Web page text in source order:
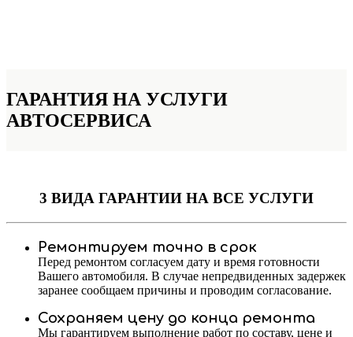
ГАРАНТИЯ НА УСЛУГИ
АВТОСЕРВИСА
3 ВИДА ГАРАНТИИ НА ВСЕ УСЛУГИ
Ремонтируем точно в срок
Перед ремонтом согласуем дату и время готовности
Вашего автомобиля. В случае непредвиденных задержек
заранее сообщаем причины и проводим согласование.
Сохраняем цену до конца ремонта
Мы гарантируем выполнение работ по составу, цене и